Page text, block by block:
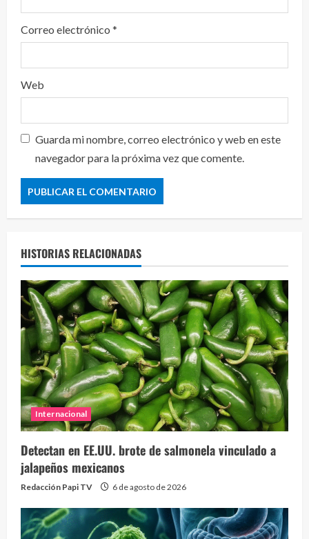
Correo electrónico *
Web
Guarda mi nombre, correo electrónico y web en este
navegador para la próxima vez que comente.
HISTORIAS RELACIONADAS
Internacional
Detectan en EE.UU. brote de salmonela vinculado a
jalapeños mexicanos
Redacción Papi TV 6 de agosto de 2026